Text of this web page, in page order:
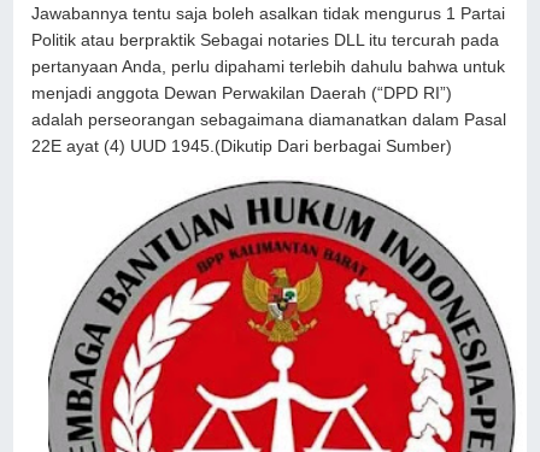
Jawabannya tentu saja boleh asalkan tidak mengurus 1 Partai
Politik atau berpraktik Sebagai notaries DLL itu tercurah pada
pertanyaan Anda, perlu dipahami terlebih dahulu bahwa untuk
menjadi anggota Dewan Perwakilan Daerah (“DPD RI”)
adalah perseorangan sebagaimana diamanatkan dalam Pasal
22E ayat (4) UUD 1945.(Dikutip Dari berbagai Sumber)